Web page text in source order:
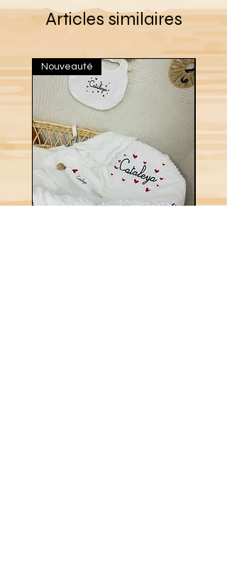
Articles similaires
Nouveauté